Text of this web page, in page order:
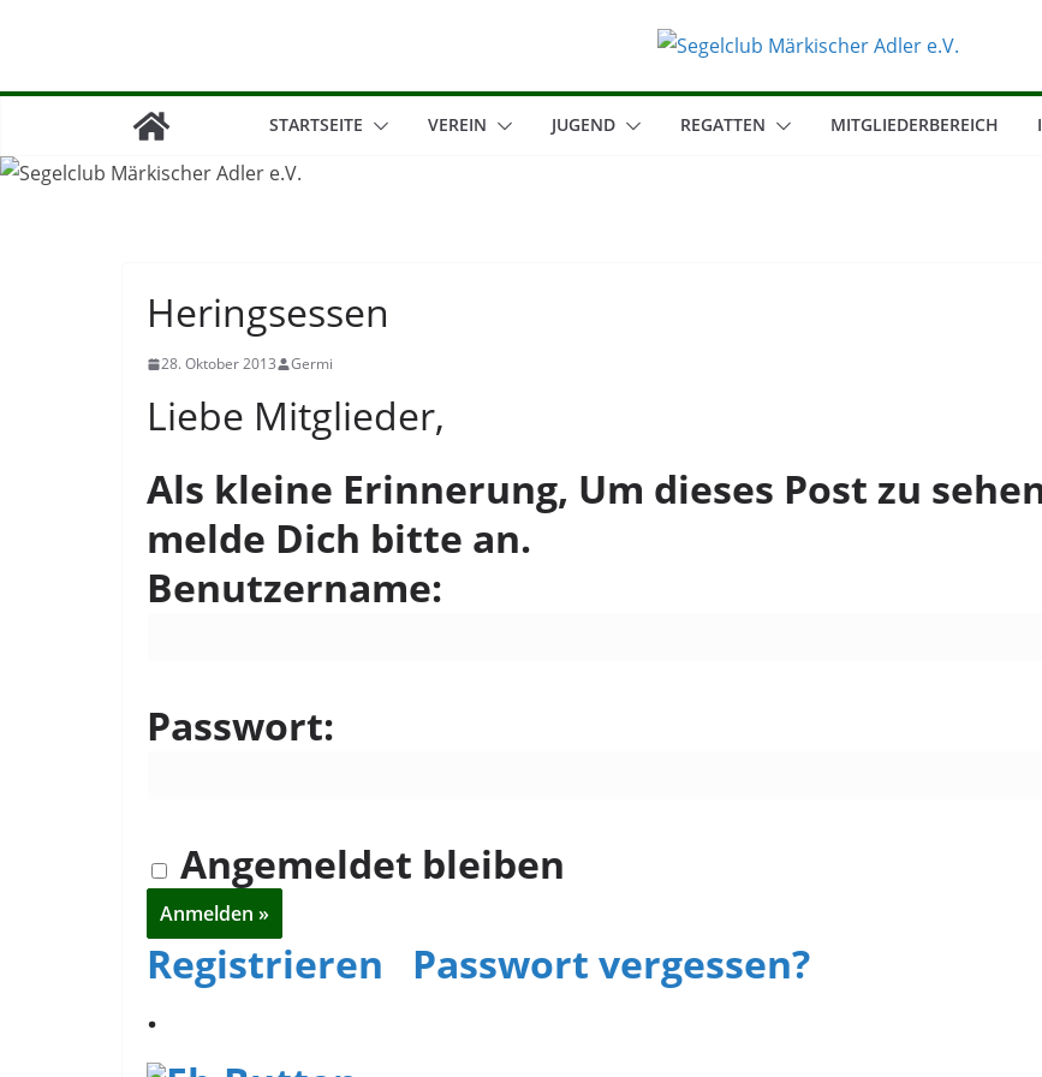
STARTSEITE VEREIN JUGEND REGATTEN MITGLIEDERBEREICH
Heringsessen
28. Oktober 2013 Germi
Liebe Mitglieder,
Als kleine Erinnerung, Um dieses Post zu
melde Dich bitte an.
Benutzername:
Passwort:
Angemeldet bleiben
Registrieren
Passwort vergessen?
.